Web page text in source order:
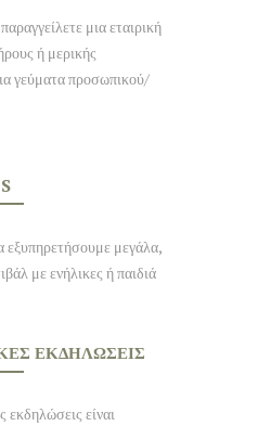
μια εταιρική
ή μερικής
γεύματα προσωπικού/
μεγάλα,
με ενήλικες ή παιδιά
ΕΚΔΗΛΏΣΕΙΣ
εκδηλώσεις είναι